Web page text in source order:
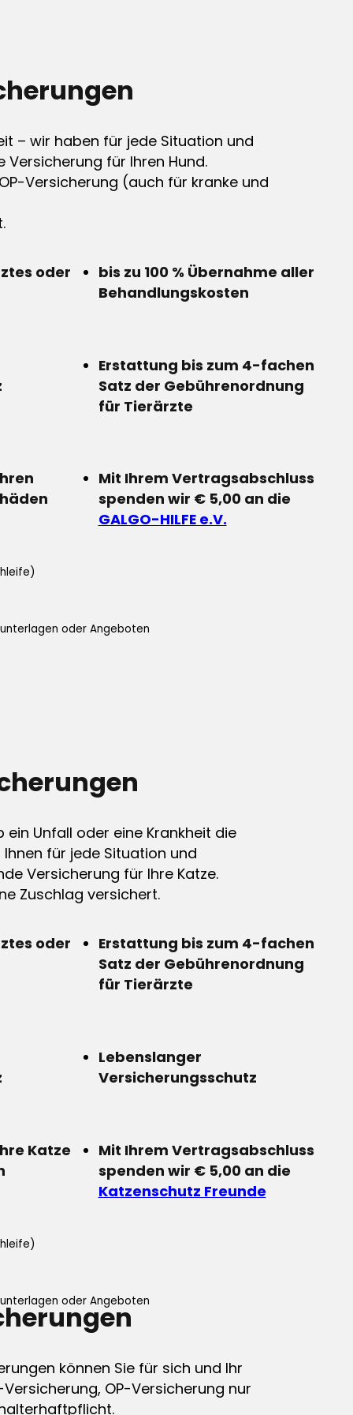
– wir haben für jede Situation und
Versicherung für Ihren Hund.
Versicherung (auch für kranke und
oder
bis zu 100 % Übernahme aller
Behandlungskosten
Erstattung bis zum 4-fachen
Satz der Gebührenordnung
für Tierärzte
Mit Ihrem Vertragsabschluss
spenden wir € 5,00 an die
GALGO-HILFE e.V.
oder Angeboten
Unfall oder eine Krankheit die
für jede Situation und
Versicherung für Ihre Katze.
Zuschlag versichert.
oder
Erstattung bis zum 4-fachen
Satz der Gebührenordnung
für Tierärzte
Lebenslanger
Versicherungsschutz
Katze
Mit Ihrem Vertragsabschluss
spenden wir € 5,00 an die
Katzenschutz Freunde
oder Angeboten
können Sie für sich und Ihr
OP-Versicherung nur